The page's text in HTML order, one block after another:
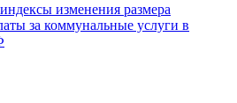
изменения размера
за коммунальные услуги в